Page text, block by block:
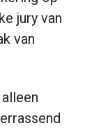
jury van
van